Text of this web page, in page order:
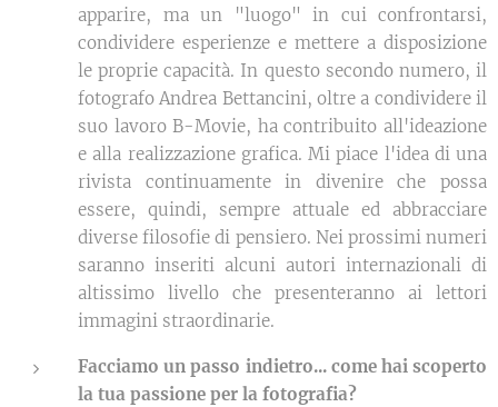
apparire, ma un "luogo" in cui confrontarsi,
condividere esperienze e mettere a disposizione
le proprie capacità. In questo secondo numero, il
fotografo Andrea Bettancini, oltre a condividere il
suo lavoro B-Movie, ha contribuito all'ideazione
e alla realizzazione grafica. Mi piace l'idea di una
rivista continuamente in divenire che possa
essere, quindi, sempre attuale ed abbracciare
diverse filosofie di pensiero. Nei prossimi numeri
saranno inseriti alcuni autori internazionali di
altissimo livello che presenteranno ai lettori
immagini straordinarie.
Facciamo un passo indietro... come hai scoperto
la tua passione per la fotografia?